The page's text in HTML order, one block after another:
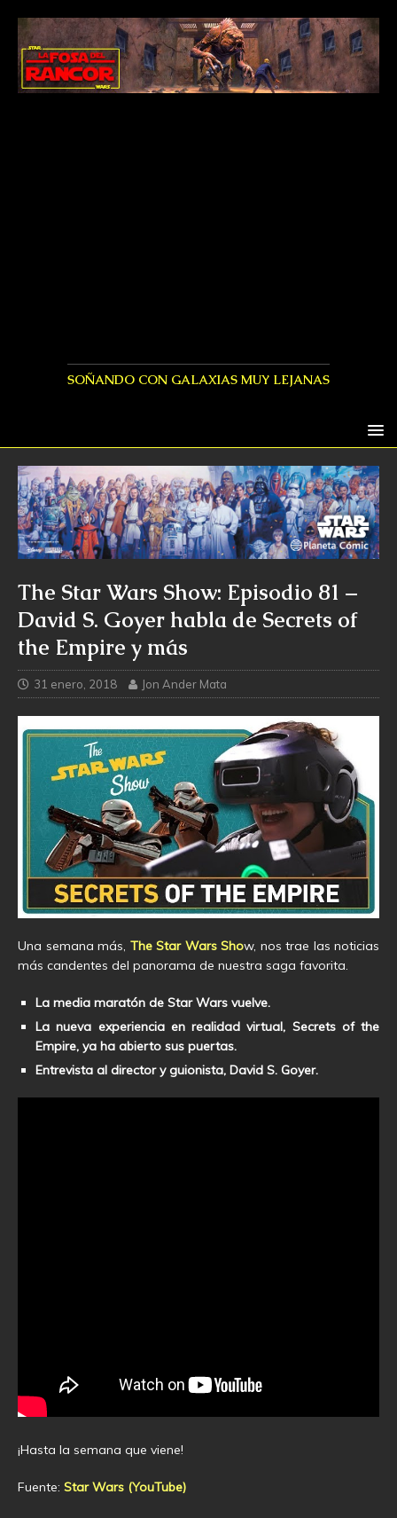
SOÑANDO CON GALAXIAS MUY LEJANAS
The Star Wars Show: Episodio 81 –
David S. Goyer habla de Secrets of
the Empire y más
31 enero, 2018 Jon Ander Mata
Una semana más, The Star Wars Show, nos trae las noticias
más candentes del panorama de nuestra saga favorita.
La media maratón de Star Wars vuelve.
La nueva experiencia en realidad virtual, Secrets of the
Empire, ya ha abierto sus puertas.
Entrevista al director y guionista, David S. Goyer.
¡Hasta la semana que viene!
Fuente: Star Wars (YouTube)